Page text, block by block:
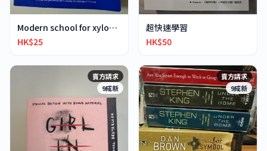
Modern school for xylophone marimba vibraphone
HK$25
超快速學習
HK$50
賣方請求
9成新
賣方請求
9成新